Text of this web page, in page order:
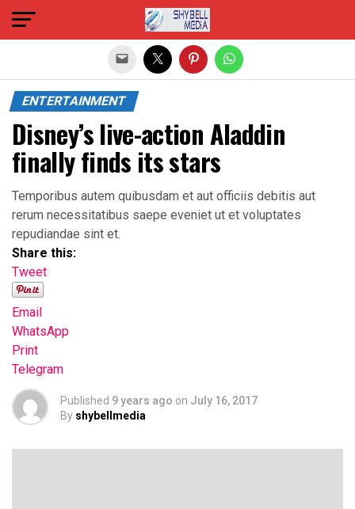
ENTERTAINMENT
Disney’s live-action Aladdin
finally finds its stars
Temporibus autem quibusdam et aut officiis debitis aut
rerum necessitatibus saepe eveniet ut et voluptates
repudiandae sint et.
Share this:
Tweet
Email
WhatsApp
Print
Telegram
Published 9 years ago on July 16, 2017
By shybellmedia
Exit mobile version